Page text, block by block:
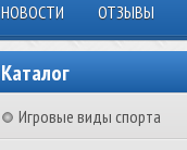
НОВОСТИ ОТЗЫВЫ
Каталог
Игровые виды спорта